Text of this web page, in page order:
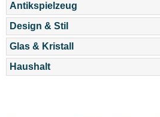
Antikspielzeug
Design & Stil
Glas & Kristall
Haushalt